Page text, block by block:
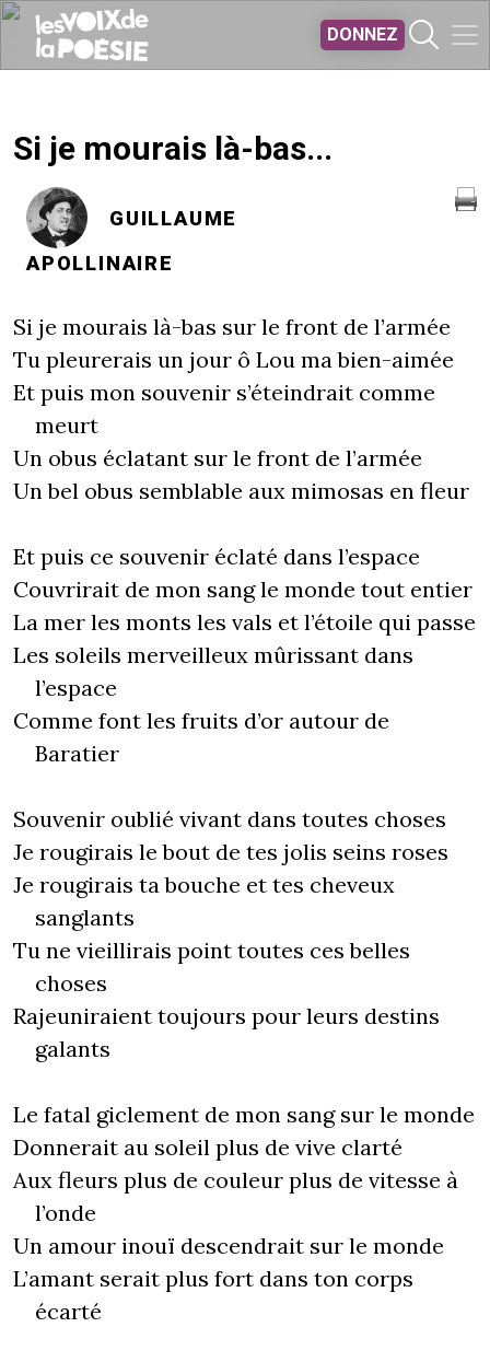
DONNEZ
Si je mourais là-bas...
GUILLAUME
APOLLINAIRE
Si je mourais là-bas sur le front de l’armée
Tu pleurerais un jour ô Lou ma bien-aimée
Et puis mon souvenir s’éteindrait comme
meurt
Un obus éclatant sur le front de l’armée
Un bel obus semblable aux mimosas en fleur
Et puis ce souvenir éclaté dans l’espace
Couvrirait de mon sang le monde tout entier
La mer les monts les vals et l’étoile qui passe
Les soleils merveilleux mûrissant dans
l’espace
Comme font les fruits d’or autour de
Baratier
Souvenir oublié vivant dans toutes choses
Je rougirais le bout de tes jolis seins roses
Je rougirais ta bouche et tes cheveux
sanglants
Tu ne vieillirais point toutes ces belles
choses
Rajeuniraient toujours pour leurs destins
galants
Le fatal giclement de mon sang sur le monde
Donnerait au soleil plus de vive clarté
Aux fleurs plus de couleur plus de vitesse à
l’onde
Un amour inouï descendrait sur le monde
L’amant serait plus fort dans ton corps
écarté